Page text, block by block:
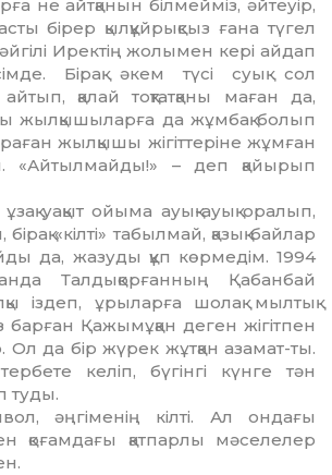
не айтқа­нын білмейміз, әйтеуір,
бірер қылқұйрықсыз ғана түгел
Иректің жолымен кері айдап
Бірақ әкем түсі суық сол
қалай тоқтатқаны маған да,
жылқышыларға да жұмбақ болып
жыл­қышы жігіттеріне жұмған
«Айтылмайды!» – деп қайырып
уақыт ойыма ауық-ауық оралып,
«кілті» табылмай, қазық байлар
да, жазуды құп көрмедім. 1994
Талдықорғанның Қабанбай
іздеп, ұрыларға шолақ мылтық
барған Қажымұқан деген жігітпен
Ол да бір жүрек жұтқан азамат-ты.
келіп, бүгінгі күнге тән
туды.
әңгіменің кілті. Ал ондағы
қоғамдағы қатпарлы мәселелер